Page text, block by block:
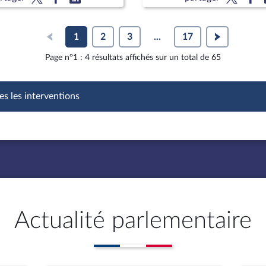
vice-président
1 2 3 ... 17
Page n°1 : 4 résultats affichés sur un total de 65
les interventions
Actualité parlementaire